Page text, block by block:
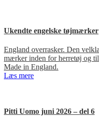
Ukendte engelske tøjmærker
England overrasker. Den
mærker inden for herretøj og
Made in England.
Læs mere
Pitti Uomo juni 2026 – del 6